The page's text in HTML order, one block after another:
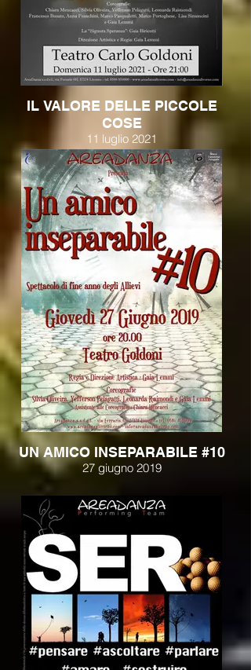
IL VALORE DELLE PICCOLE
COSE
11 luglio 2021
UN AMICO INSEPARABILE #10
27 giugno 2019